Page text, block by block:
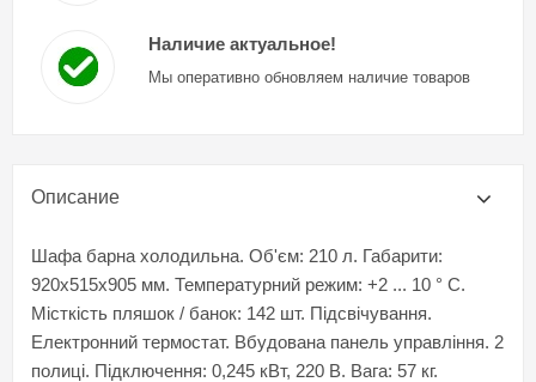
Наличие актуальное!
Мы оперативно обновляем наличие товаров
Описание
Шафа барна холодильна. Об'єм: 210 л. Габарити:
920x515x905 мм. Температурний режим: +2 ... 10 ° С.
Місткість пляшок / банок: 142 шт. Підсвічування.
Електронний термостат. Вбудована панель управління. 2
полиці. Підключення: 0,245 кВт, 220 В. Вага: 57 кг.